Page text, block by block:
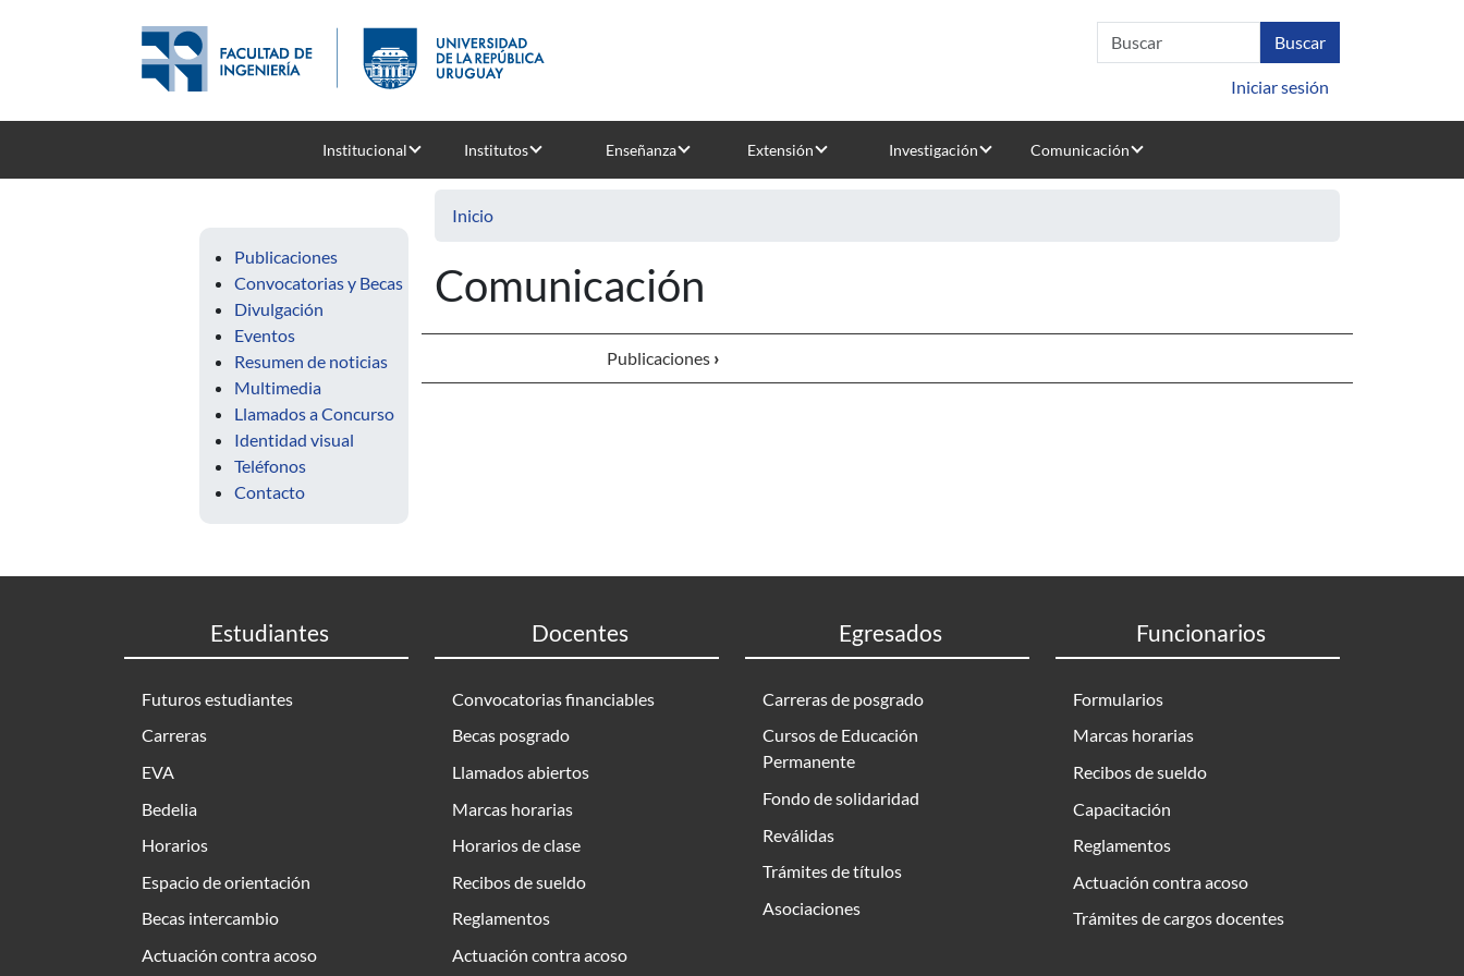
Iniciar sesión
Institucional Institutos Enseñanza Extensión Investigación Comunicación
Publicaciones
Convocatorias y Becas
Divulgación
Eventos
Resumen de noticias
Multimedia
Llamados a Concurso
Identidad visual
Teléfonos
Contacto
Inicio
Comunicación
Publicaciones ›
Estudiantes
Futuros estudiantes
Carreras
EVA
Bedelia
Horarios
Espacio de orientación
Becas intercambio
Actuación contra acoso
Docentes
Convocatorias financiables
Becas posgrado
Llamados abiertos
Marcas horarias
Horarios de clase
Recibos de sueldo
Reglamentos
Actuación contra acoso
Egresados
Carreras de posgrado
Cursos de Educación
Permanente
Fondo de solidaridad
Reválidas
Trámites de títulos
Asociaciones
Funcionarios
Formularios
Marcas horarias
Recibos de sueldo
Capacitación
Reglamentos
Actuación contra acoso
Trámites de cargos docentes